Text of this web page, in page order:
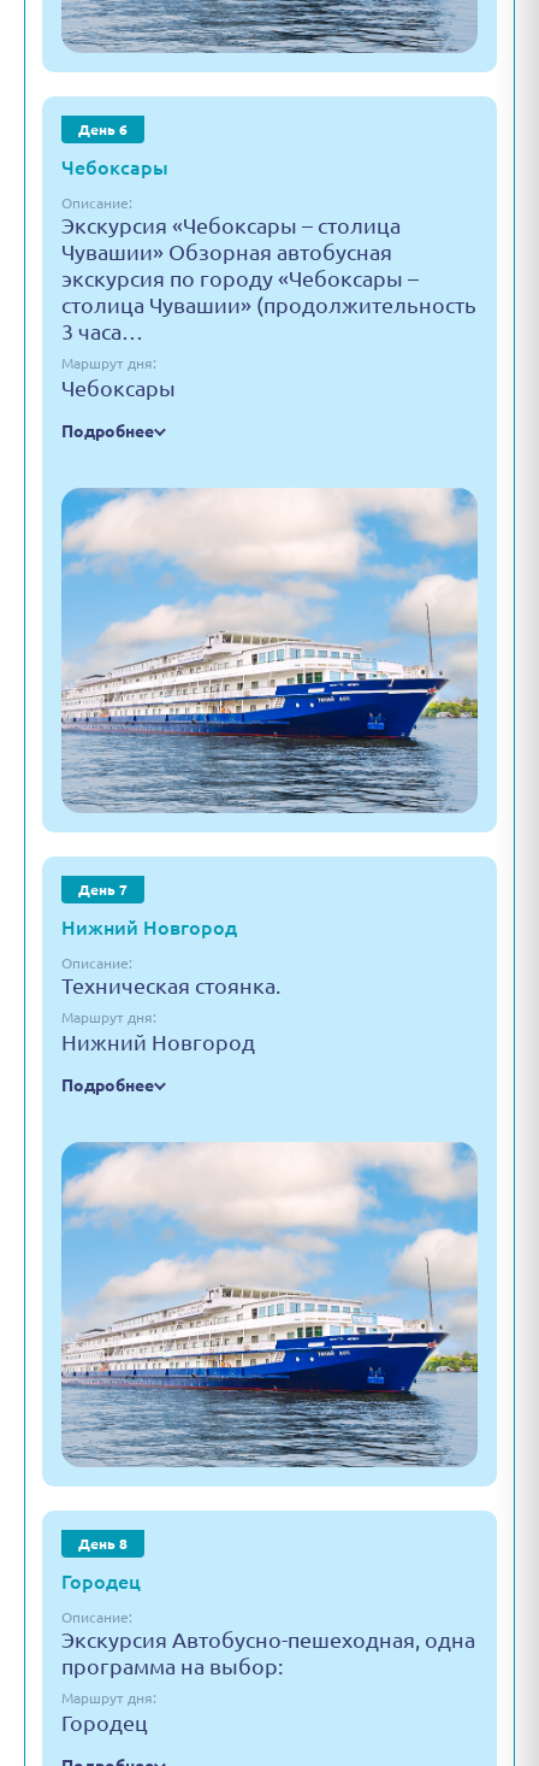
День 6
Чебоксары
Описание:
Экскурсия «Чебоксары – столица
Чувашии» Обзорная автобусная
экскурсия по городу «Чебоксары –
столица Чувашии» (продолжительность
3 часа…
Маршрут дня:
Чебоксары
Подробнее
День 7
Нижний Новгород
Описание:
Техническая стоянка.
Маршрут дня:
Нижний Новгород
Подробнее
День 8
Городец
Описание:
Экскурсия Автобусно-пешеходная, одна
программа на выбор:
Маршрут дня:
Городец